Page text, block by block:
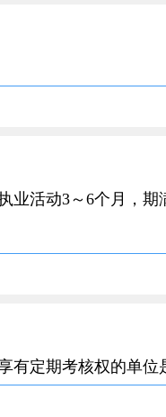
业活动3～6个月，期
定期考核权的单位